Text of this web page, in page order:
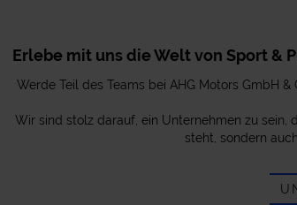
Erlebe mit uns die Welt von Sport &
Werde Teil des Teams bei AHG Motors GmbH
Wir sind stolz darauf, ein Unternehmen zu
steht, sondern